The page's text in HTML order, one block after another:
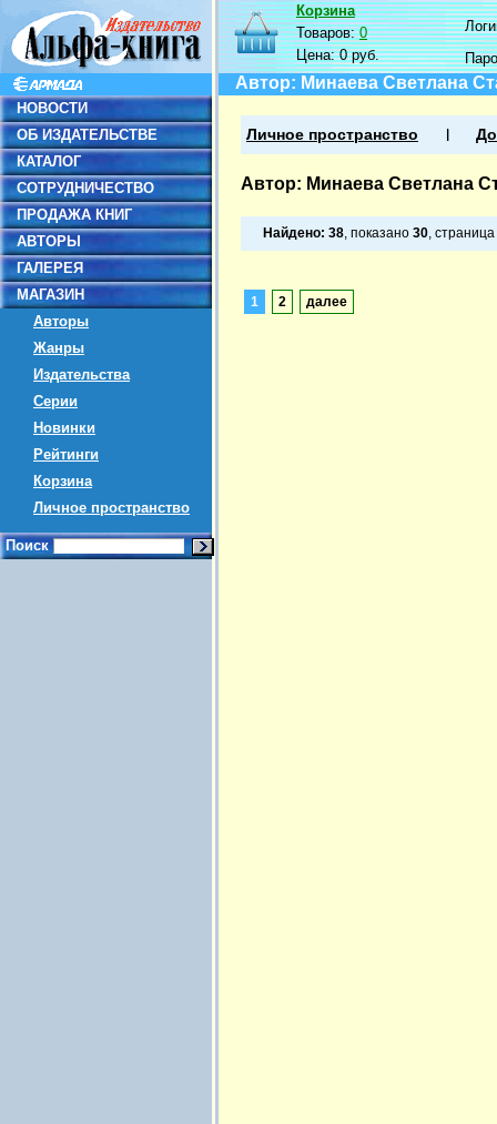
НОВОСТИ
ОБ ИЗДАТЕЛЬСТВЕ
КАТАЛОГ
СОТРУДНИЧЕСТВО
ПРОДАЖА КНИГ
АВТОРЫ
ГАЛЕРЕЯ
МАГАЗИН
Авторы
Жанры
Издательства
Серии
Новинки
Рейтинги
Корзина
Личное пространство
Поиск
Корзина
Товаров:0
Цена:0 руб.
Автор: Минаева Светлана
Личное пространство
Автор: Минаева Светлана
Найдено: 38, показано 30, страница
1 2 далее